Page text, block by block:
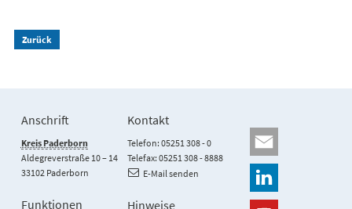
Zurück
Anschrift
Kreis Paderborn
Aldegreverstraße 10 – 14
33102 Paderborn
Kontakt
Telefon: 05251 308 - 0
Telefax: 05251 308 - 8888
E-Mail senden
Funktionen Hinweise